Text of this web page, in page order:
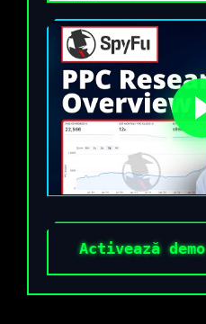
Activează demo